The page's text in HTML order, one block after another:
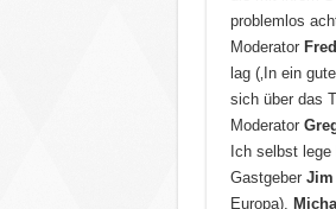
problemlos
Moderator
lag (‚In ein
sich über das
Moderator
Ich selbst
Gastgeber Jim
Europa),